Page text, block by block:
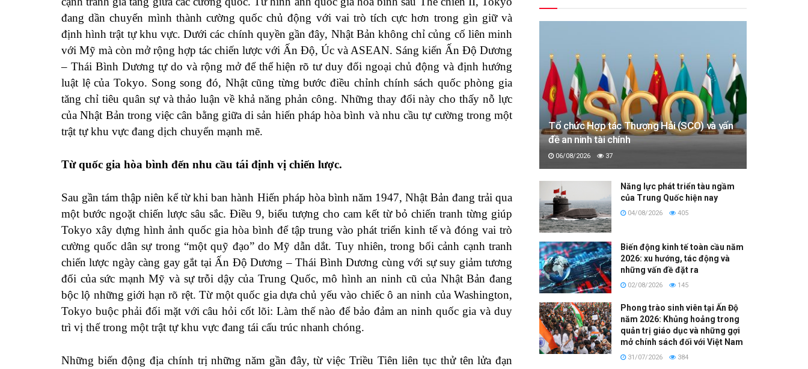
đang dần chuyển mình thành cường quốc chủ động với vai trò tích cực hơn trong gìn giữ và
định hình trật tự khu vực. Dưới các chính quyền gần đây, Nhật Bản không chỉ củng cố liên minh
với Mỹ mà còn mở rộng hợp tác chiến lược với Ấn Độ, Úc và ASEAN. Sáng kiến Ấn Độ Dương
– Thái Bình Dương tự do và rộng mở để thể hiện rõ tư duy đối ngoại chủ động và định hướng
luật lệ của Tokyo. Song song đó, Nhật cũng từng bước điều chỉnh chính sách quốc phòng gia
tăng chỉ tiêu quân sự và thảo luận về khả năng phản công. Những thay đổi này cho thấy nỗ lực
của Nhật Bản trong việc cân bằng giữa di sản hiến pháp hòa bình và nhu cầu tự cường trong một
trật tự khu vực đang dịch chuyển mạnh mẽ.
Từ quốc gia hòa bình đến nhu cầu tái định vị chiến lược.
Sau gần tám thập niên kể từ khi ban hành Hiến pháp hòa bình năm 1947, Nhật Bản đang trải qua
một bước ngoặt chiến lược sâu sắc. Điều 9, biểu tượng cho cam kết từ bỏ chiến tranh từng giúp
Tokyo xây dựng hình ảnh quốc gia hòa bình để tập trung vào phát triển kinh tế và đóng vai trò
cường quốc dân sự trong “một quỹ đạo” do Mỹ dẫn dắt. Tuy nhiên, trong bối cảnh cạnh tranh
chiến lược ngày càng gay gắt tại Ấn Độ Dương – Thái Bình Dương cùng với sự suy giảm tương
đối của sức mạnh Mỹ và sự trỗi dậy của Trung Quốc, mô hình an ninh cũ của Nhật Bản đang
bộc lộ những giới hạn rõ rệt. Từ một quốc gia dựa chủ yếu vào chiếc ô an ninh của Washington,
Tokyo buộc phải đối mặt với câu hỏi cốt lõi: Làm thế nào để bảo đảm an ninh quốc gia và duy
trì vị thế trong một trật tự khu vực đang tái cấu trúc nhanh chóng.
Những biến động địa chính trị những năm gần đây, từ việc Triều Tiên liên tục thử tên lửa đạn
Tổ chức Hợp tác Thượng Hải (SCO) và vấn
đề an ninh tài chính
06/08/2026 37
Năng lực phát triển tàu ngầm
của Trung Quốc hiện nay
04/08/2026 405
Biến động kinh tế toàn cầu năm
2026: xu hướng, tác động và
những vấn đề đặt ra
02/08/2026 145
Phong trào sinh viên tại Ấn Độ
năm 2026: Khủng hoảng trong
quản trị giáo dục và những gợi
mở chính sách đối với Việt Nam
31/07/2026 384